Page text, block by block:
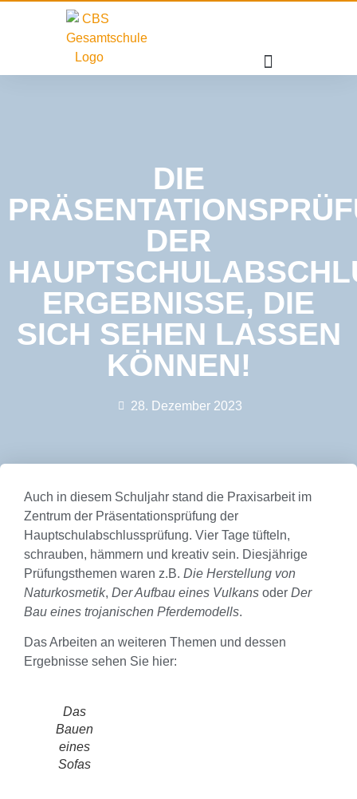
DIE
DER
ERGEBNISSE, DIE
SICH SEHEN LASSEN
KÖNNEN!
28. Dezember 2023
Auch in diesem Schuljahr stand die Praxisarbeit im
Zentrum der Präsentationsprüfung der
Hauptschulabschlussprüfung. Vier Tage tüfteln,
schrauben, hämmern und kreativ sein. Diesjährige
Prüfungsthemen waren z.B. Die Herstellung von
Naturkosmetik, Der Aufbau eines Vulkans oder Der
Bau eines trojanischen Pferdemodells.
Das Arbeiten an weiteren Themen und dessen
Ergebnisse sehen Sie hier:
Das
Bauen
eines
Sofas